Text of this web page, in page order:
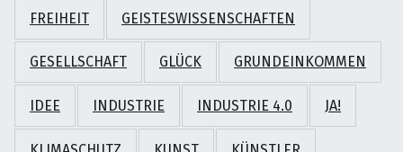
FREIHEIT GEISTESWISSENSCHAFTEN
GESELLSCHAFT GLÜCK GRUNDEINKOMMEN
IDEE INDUSTRIE INDUSTRIE 4.0 JA!